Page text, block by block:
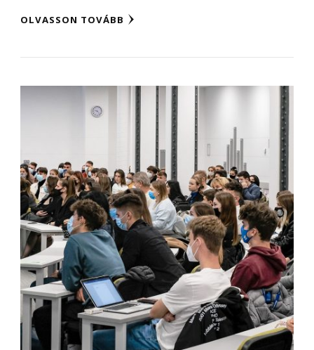
OLVASSON TOVÁBB